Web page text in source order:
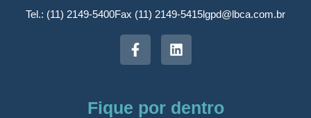
Tel.: (11) 2149-5400Fax (11) 2149-5415lgpd@lbca.com.br
Fique por dentro